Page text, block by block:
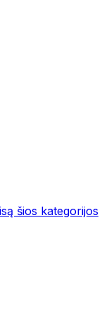
šios kategorijos